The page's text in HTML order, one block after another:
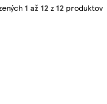
1 až 12 z 12 produktov